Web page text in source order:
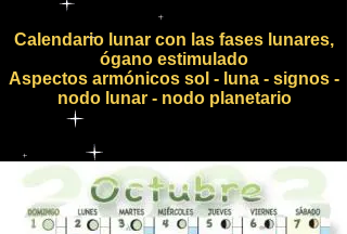
Calendario lunar con las fases lunares,
ógano estimulado
Aspectos armónicos sol - luna - signos -
nodo lunar - nodo planetario